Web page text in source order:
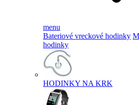
menu
Bateriové vreckové hodinky
hodinky
HODINKY NA KRK